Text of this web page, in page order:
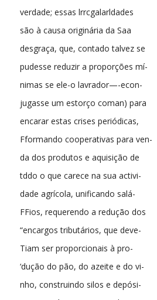
verdade; essas lrrcgalarldades
são à causa originária da Saa
desgraça, que, contado talvez se
pudesse reduzir a proporções mí-
nimas se ele-o lavrador—-econ-
jugasse um estorço coman) para
encarar estas crises periódicas,
Fformando cooperativas para ven-
da dos produtos e aquisição de
tddo o que carece na sua activi-
dade agrícola, unificando salá-
FFios, requerendo a redução dos
“encargos tributários, que deve-
Tiam ser proporcionais à pro-
‘dução do pão, do azeite e do vi-
nho, construindo silos e depósi-